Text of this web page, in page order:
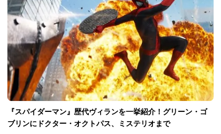
『スパイダーマン』歴代ヴィランを一挙紹介！グリーン・ゴ
ブリンにドクター・オクトパス、ミステリオまで